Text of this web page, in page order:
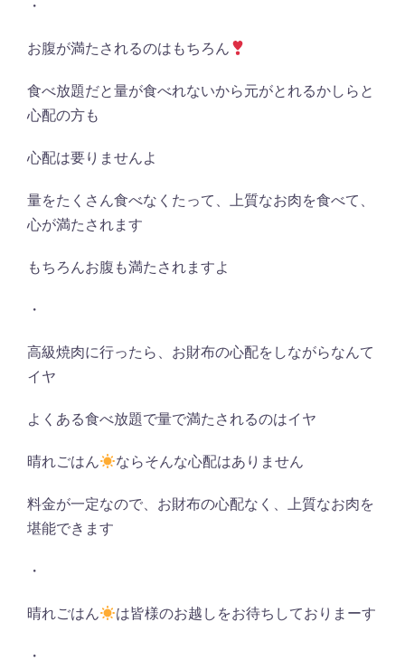
・
お腹が満たされるのはもちろん
食べ放題だと量が食べれないから元がとれるかしらと
心配の方も
心配は要りませんよ
量をたくさん食べなくたって、上質なお肉を食べて、
心が満たされます
もちろんお腹も満たされますよ
・
高級焼肉に行ったら、お財布の心配をしながらなんて
イヤ
よくある食べ放題で量で満たされるのはイヤ
晴れごはん ならそんな心配はありません
料金が一定なので、お財布の心配なく、上質なお肉を
堪能できます
・
晴れごはん は皆様のお越しをお待ちしておりまーす
・